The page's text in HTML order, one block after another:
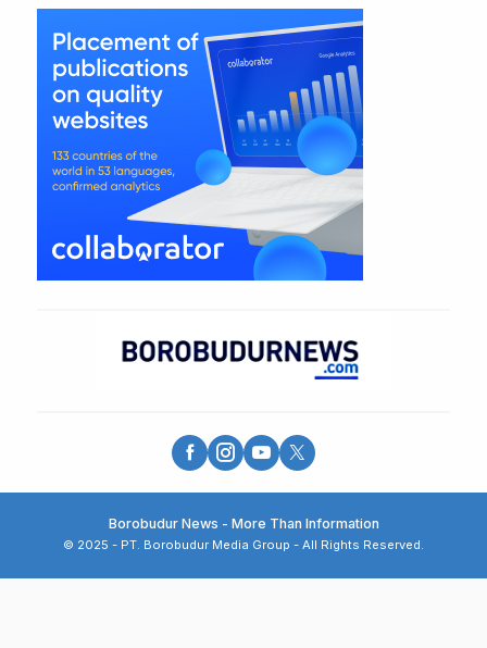
Borobudur News - More Than Information
© 2025 - PT. Borobudur Media Group - All Rights Reserved.